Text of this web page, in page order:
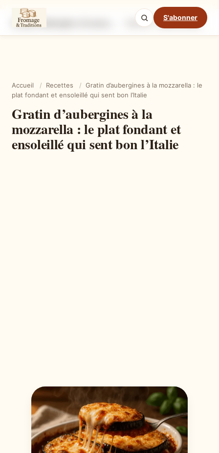
S'abonner
Ingrédients Étapes
Mode cuisine
Accueil / Recettes / Gratin d’aubergines à la mozzarella : le
plat fondant et ensoleillé qui sent bon l’Italie
Gratin d’aubergines à la
mozzarella : le plat fondant et
ensoleillé qui sent bon l’Italie